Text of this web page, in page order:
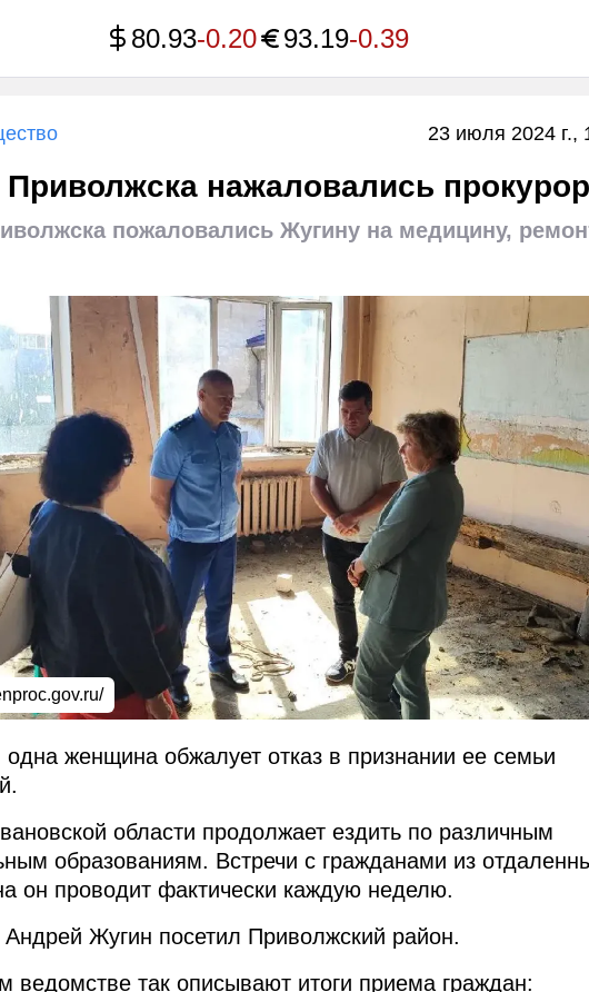
80.93-0.20 93.19-0.39
23 июля 2024 г.,
нажаловались
пожаловались Жугину на медицину,
одна женщина обжалует отказ в признании ее семьи
области продолжает ездить по различным
образованиям. Встречи с гражданами из
он проводит фактически каждую неделю.
Андрей Жугин посетил Приволжский район.
ведомстве так описывают итоги приема граждан: